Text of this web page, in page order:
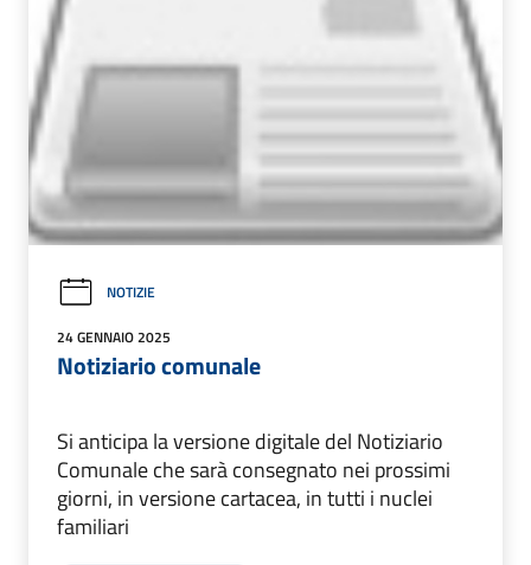
NOTIZIE
24 GENNAIO 2025
Notiziario comunale
Si anticipa la versione digitale del Notiziario
Comunale che sarà consegnato nei prossimi
giorni, in versione cartacea, in tutti i nuclei
familiari